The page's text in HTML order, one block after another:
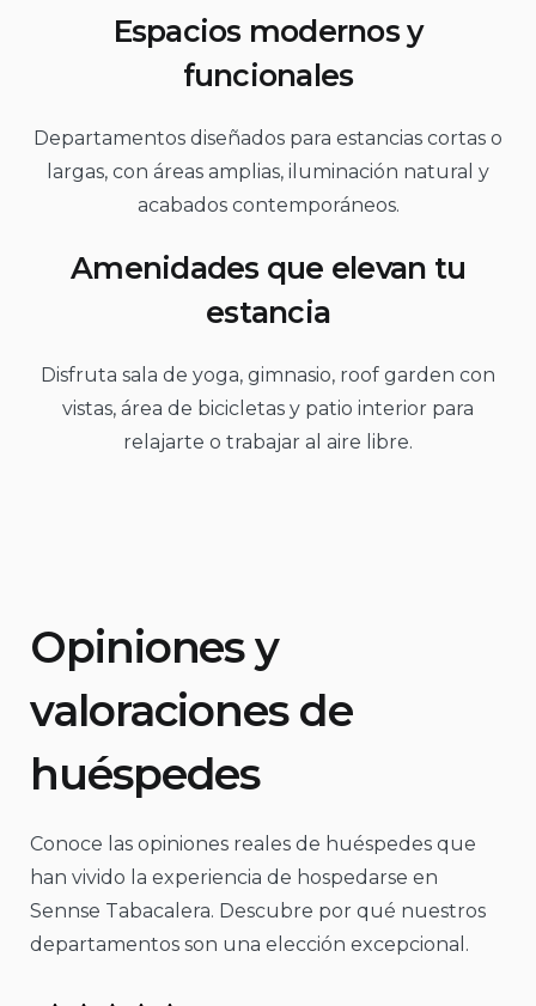
Espacios modernos y
funcionales
Departamentos diseñados para estancias cortas o
largas, con áreas amplias, iluminación natural y
acabados contemporáneos.
Amenidades que elevan tu
estancia
Disfruta sala de yoga, gimnasio, roof garden con
vistas, área de bicicletas y patio interior para
relajarte o trabajar al aire libre.
Opiniones y
valoraciones de
huéspedes
Conoce las opiniones reales de huéspedes que
han vivido la experiencia de hospedarse en
Sennse Tabacalera. Descubre por qué nuestros
departamentos son una elección excepcional.